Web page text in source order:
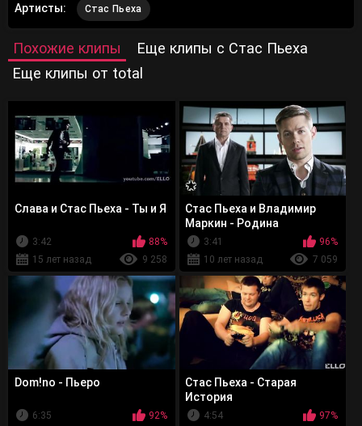
Артисты: Стас Пьеха
Похожие клипы
Еще клипы с Стас Пьеха
Еще клипы от total
Слава и Стас Пьеха - Ты и Я
3:42
88%
15 лет назад
9 258
Стас Пьеха и Владимир
Маркин - Родина
3:41
96%
10 лет назад
7 059
Dom!no - Пьеро
6:35
92%
Стас Пьеха - Старая
История
4:54
97%